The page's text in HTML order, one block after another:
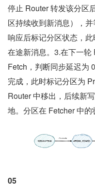
停止 Router 转发该分区
区持续收到新消息），
响应后标记分区状态，
在途新消息。3.在下一
Fetch，判断同步延迟为
完成，此时标记分区为
Router 中移出，后续新
地。分区在 Fetcher 中的
05